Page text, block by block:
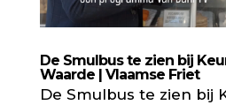
De Smulbus te zien bij
Waarde | Vlaamse Friet
De Smulbus te zien bij